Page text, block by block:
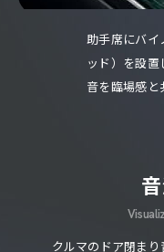
助手席にバイ
ッド）を設置
音を臨場感と
クルマのドア閉まり